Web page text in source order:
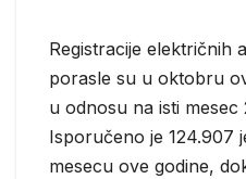
Registracije električnih
porasle su u oktobru
u odnosu na isti mesec
Isporučeno je 124.907
mesecu ove godine,